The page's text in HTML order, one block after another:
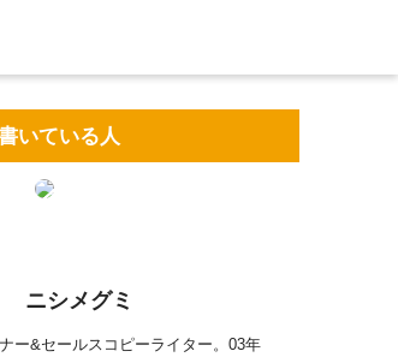
いている人
ニシメグミ
ー&セールスコピーライター。03年